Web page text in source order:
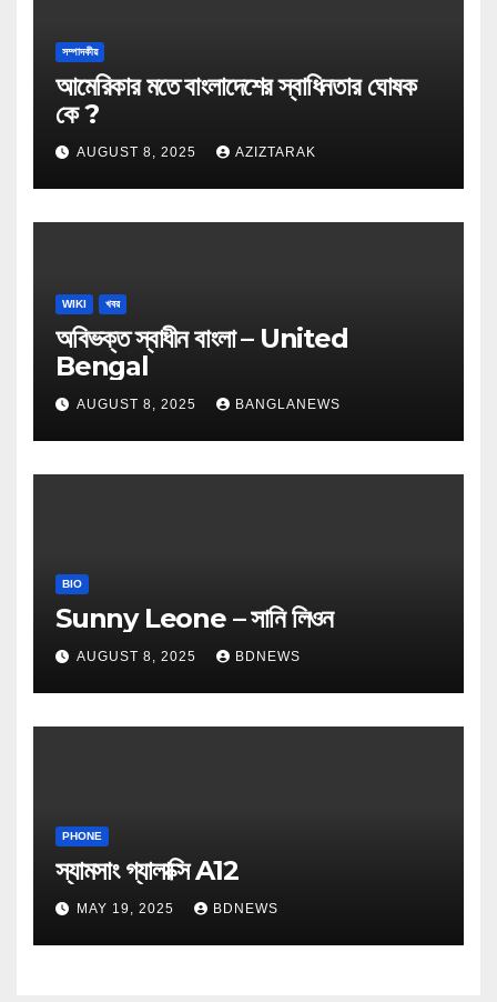
সম্পাদকীয়
আমেরিকার মতে বাংলাদেশের স্বাধিনতার ঘোষক
কে ?
AUGUST 8, 2025 AZIZTARAK
WIKI খবর
অবিভক্ত স্বাধীন বাংলা – United
Bengal
AUGUST 8, 2025 BANGLANEWS
BIO
Sunny Leone – সানি লিওন
AUGUST 8, 2025 BDNEWS
PHONE
স্যামসাং গ্যালাক্সি A12
MAY 19, 2025 BDNEWS